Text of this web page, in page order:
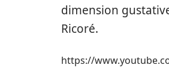
dimension
Ricoré.
https://